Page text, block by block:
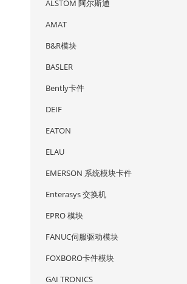
ALSTOM 阿尔斯通
AMAT
B&R模块
BASLER
Bently卡件
DEIF
EATON
ELAU
EMERSON 系统模块卡件
Enterasys 交换机
EPRO 模块
FANUC伺服驱动模块
FOXBORO卡件模块
GAI TRONICS